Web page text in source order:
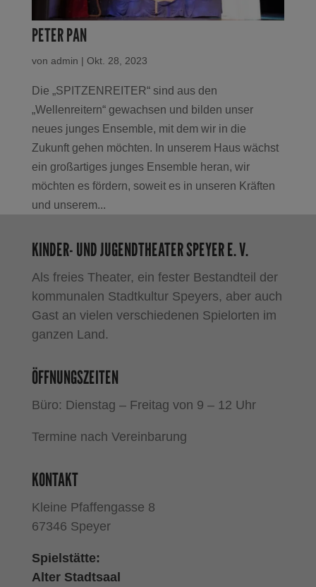
PETER PAN
von admin | Okt. 28, 2023
Die „SPITZENREITER“ sind aus den
„Wellenreitern“ gewachsen und bilden unser
neues junges Ensemble, mit dem wir in die
Zukunft gehen möchten. In unserem Haus wächst
ein großartiges junges Ensemble heran, wir
möchten es fördern, soweit es in unseren Kräften
und unserem...
KINDER- UND JUGENDTHEATER SPEYER E. V.
Als freies Theater, ein fester Bestandteil der
kommunalen Stadtkultur Speyers, aber auch
Gast an vielen verschiedenen Spielorten im
ganzen Land.
ÖFFNUNGSZEITEN
Büro: Dienstag – Freitag von 9 – 12 Uhr
Termine nach Vereinbarung
KONTAKT
Kleine Pfaffengasse 8
67346 Speyer
Spielstätte:
Alter Stadtsaal